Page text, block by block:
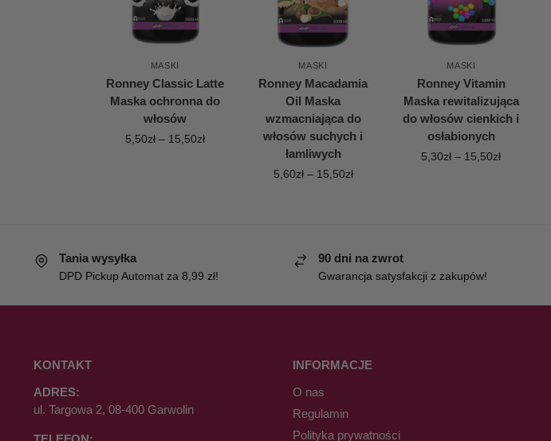
MASKI
Ronney Classic Latte
Maska ochronna do
włosów
5,50zł – 15,50zł
MASKI
Ronney Macadamia
Oil Maska
wzmacniająca do
włosów suchych i
łamliwych
5,60zł – 15,50zł
MASKI
Ronney Vitamin
Maska rewitalizująca
do włosów cienkich i
osłabionych
5,30zł – 15,50zł
Tania wysyłka
DPD Pickup Automat za 8,99 zł!
90 dni na zwrot
Gwarancja satysfakcji z zakupów!
KONTAKT
ADRES:
ul. Targowa 2, 08-400 Garwolin
INFORMACJE
O nas
Regulamin
Polityka prywatności